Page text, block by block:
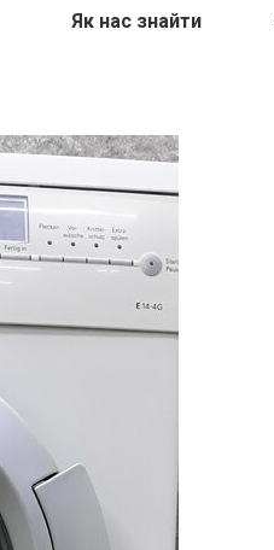
Як нас знайти